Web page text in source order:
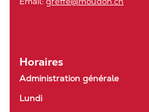
Horaires
Administration générale
Lundi